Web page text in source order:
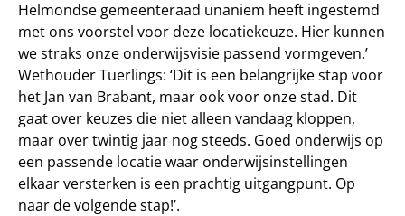
Helmondse gemeenteraad unaniem heeft ingestemd
met ons voorstel voor deze locatiekeuze. Hier kunnen
we straks onze onderwijsvisie passend vormgeven.’
Wethouder Tuerlings: ‘Dit is een belangrijke stap voor
het Jan van Brabant, maar ook voor onze stad. Dit
gaat over keuzes die niet alleen vandaag kloppen,
maar over twintig jaar nog steeds. Goed onderwijs op
een passende locatie waar onderwijsinstellingen
elkaar versterken is een prachtig uitgangpunt. Op
naar de volgende stap!’.